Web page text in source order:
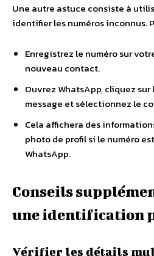
Une autre astuce consiste à
identifier les numéros inconnus.
Enregistrez le numéro sur
nouveau contact.
Ouvrez WhatsApp, cliquez
message et sélectionnez le
Cela affichera des
photo de profil si le numéro
WhatsApp.
Conseils
une identification
Vérifier les détails